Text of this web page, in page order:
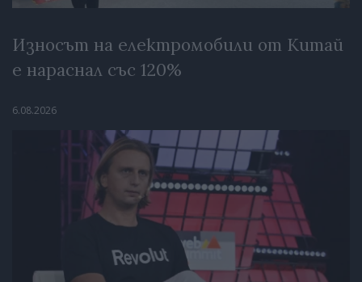
Износът на електромобили от Китай
е нараснал със 120%
6.08.2026